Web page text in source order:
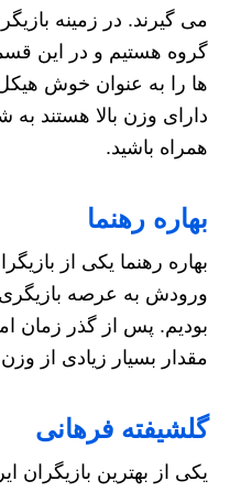
می گیرند. در زمینه
گروه هستیم و در این
ها را به عنوان خوش
دارای وزن بالا هستند به
همراه باشید.
بهاره رهنما
بهاره رهنما یکی از
ورودش به عرصه بازیگری
بودیم. پس از گذر زمان
مقدار بسیار زیادی از
گلشیفته فرهانی
یکی از بهترین بازیگران